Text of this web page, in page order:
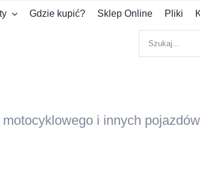
Gdzie kupić? Sklep Online Pliki
i innych